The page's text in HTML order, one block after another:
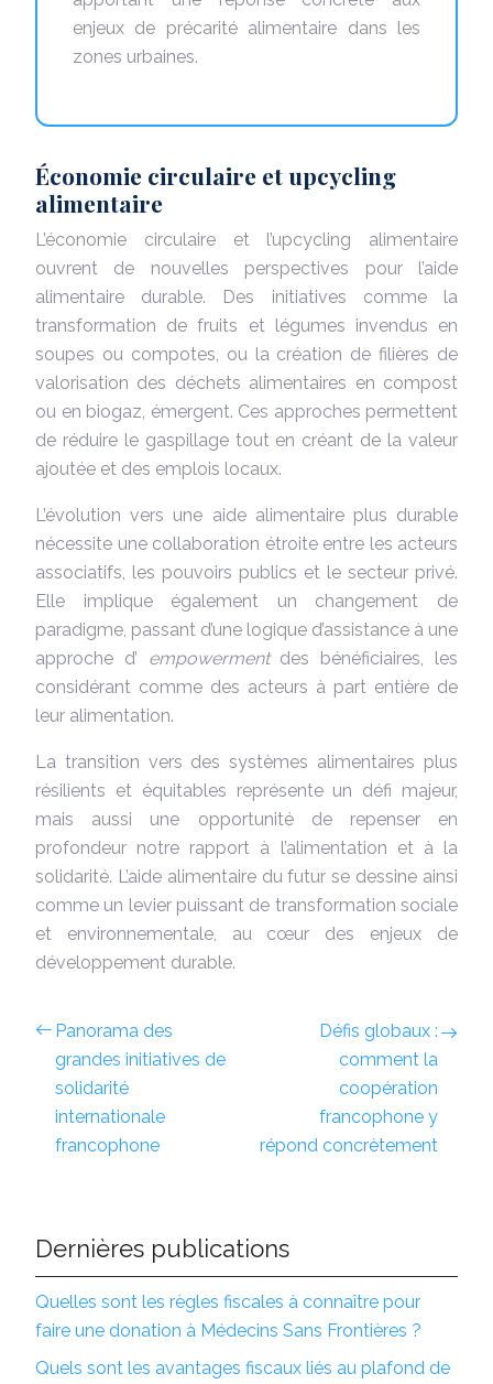
enjeux de précarité alimentaire dans les
zones urbaines.
Économie circulaire et upcycling
alimentaire
L’économie circulaire et l’upcycling alimentaire
ouvrent de nouvelles perspectives pour l’aide
alimentaire durable. Des initiatives comme la
transformation de fruits et légumes invendus en
soupes ou compotes, ou la création de filières de
valorisation des déchets alimentaires en compost
ou en biogaz, émergent. Ces approches permettent
de réduire le gaspillage tout en créant de la valeur
ajoutée et des emplois locaux.
L’évolution vers une aide alimentaire plus durable
nécessite une collaboration étroite entre les acteurs
associatifs, les pouvoirs publics et le secteur privé.
Elle implique également un changement de
paradigme, passant d’une logique d’assistance à une
approche d’ empowerment des bénéficiaires, les
considérant comme des acteurs à part entière de
leur alimentation.
La transition vers des systèmes alimentaires plus
résilients et équitables représente un défi majeur,
mais aussi une opportunité de repenser en
profondeur notre rapport à l’alimentation et à la
solidarité. L’aide alimentaire du futur se dessine ainsi
comme un levier puissant de transformation sociale
et environnementale, au cœur des enjeux de
développement durable.
Panorama des
grandes initiatives de
solidarité
internationale
francophone
Défis globaux :
comment la
coopération
francophone y
répond concrètement
Dernières publications
Quelles sont les règles fiscales à connaître pour
faire une donation à Médecins Sans Frontières ?
Quels sont les avantages fiscaux liés au plafond de